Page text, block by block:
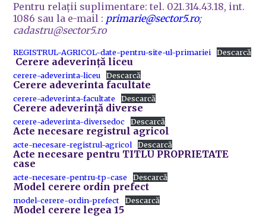
Pentru relații suplimentare: tel. 021.314.43.18, int.
1086 sau la e-mail : primarie@sector5.ro;
cadastru@sector5.ro
REGISTRUL-AGRICOL-date-pentru-site-ul-primariei Descarcă
Cerere adeverință liceu
cerere-adeverinta-liceu Descarcă
Cerere adeverinta facultate
cerere-adeverinta-facultate Descarcă
Cerere adeverință diverse
cerere-adeverinta-diversedoc Descarcă
Acte necesare registrul agricol
acte-necesare-registrul-agricol Descarcă
Acte necesare pentru TITLU PROPRIETATE
case
acte-necesare-pentru-tp-case Descarcă
Model cerere ordin prefect
model-cerere-ordin-prefect Descarcă
Model cerere legea 15